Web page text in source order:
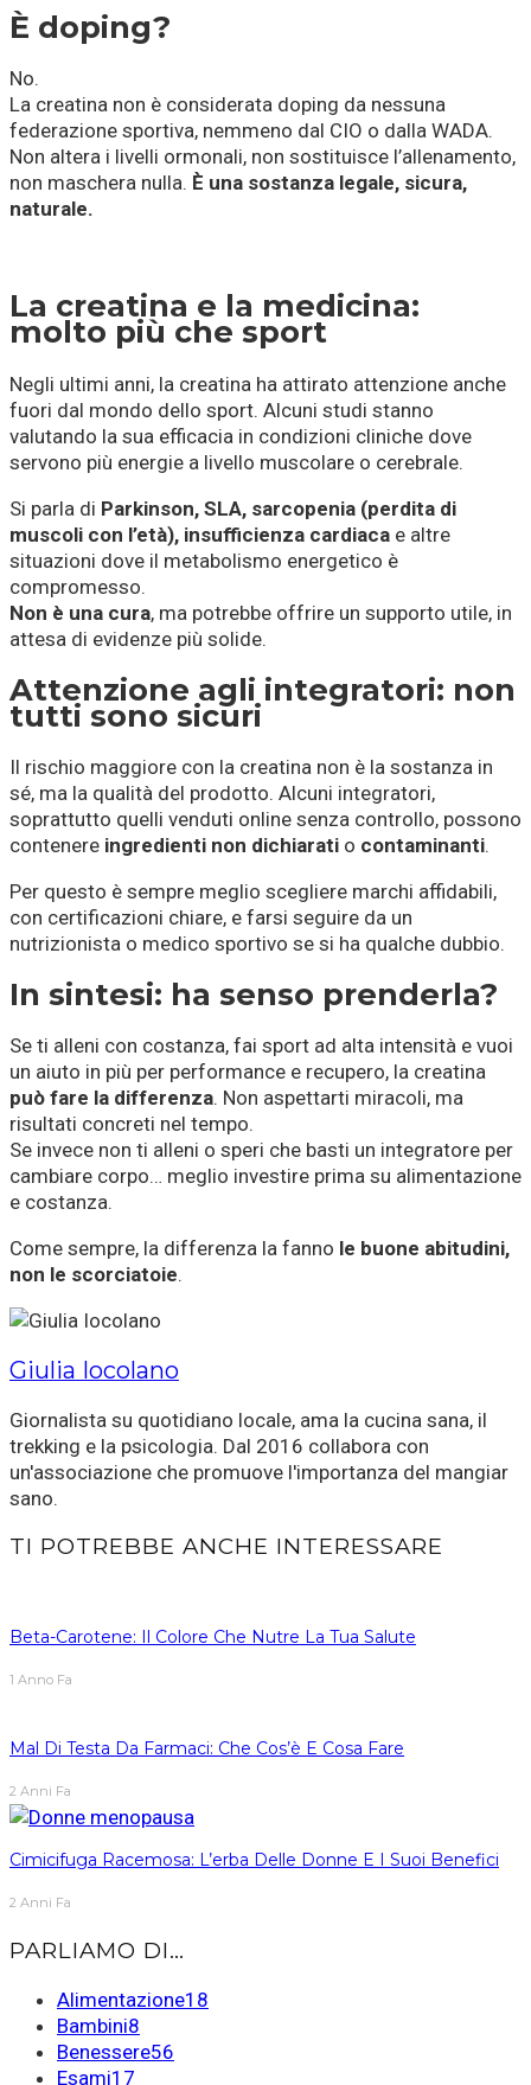
È doping?
No.
La creatina non è considerata doping da nessuna
federazione sportiva, nemmeno dal CIO o dalla WADA.
Non altera i livelli ormonali, non sostituisce l’allenamento,
non maschera nulla. È una sostanza legale, sicura,
naturale.
La creatina e la medicina:
molto più che sport
Negli ultimi anni, la creatina ha attirato attenzione anche
fuori dal mondo dello sport. Alcuni studi stanno
valutando la sua efficacia in condizioni cliniche dove
servono più energie a livello muscolare o cerebrale.
Si parla di Parkinson, SLA, sarcopenia (perdita di
muscoli con l’età), insufficienza cardiaca e altre
situazioni dove il metabolismo energetico è
compromesso.
Non è una cura, ma potrebbe offrire un supporto utile, in
attesa di evidenze più solide.
Attenzione agli integratori: non
tutti sono sicuri
Il rischio maggiore con la creatina non è la sostanza in
sé, ma la qualità del prodotto. Alcuni integratori,
soprattutto quelli venduti online senza controllo, possono
contenere ingredienti non dichiarati o contaminanti.
Per questo è sempre meglio scegliere marchi affidabili,
con certificazioni chiare, e farsi seguire da un
nutrizionista o medico sportivo se si ha qualche dubbio.
In sintesi: ha senso prenderla?
Se ti alleni con costanza, fai sport ad alta intensità e vuoi
un aiuto in più per performance e recupero, la creatina
può fare la differenza. Non aspettarti miracoli, ma
risultati concreti nel tempo.
Se invece non ti alleni o speri che basti un integratore per
cambiare corpo… meglio investire prima su alimentazione
e costanza.
Come sempre, la differenza la fanno le buone abitudini,
non le scorciatoie.
Giulia Iocolano
Giornalista su quotidiano locale, ama la cucina sana, il
trekking e la psicologia. Dal 2016 collabora con
un'associazione che promuove l'importanza del mangiar
sano.
TI POTREBBE ANCHE INTERESSARE
Beta-Carotene: Il Colore Che Nutre La Tua Salute
1 Anno Fa
Mal Di Testa Da Farmaci: Che Cos’è E Cosa Fare
2 Anni Fa
Cimicifuga Racemosa: L’erba Delle Donne E I Suoi Benefici
2 Anni Fa
PARLIAMO DI…
Alimentazione18
Bambini8
Benessere56
Esami17